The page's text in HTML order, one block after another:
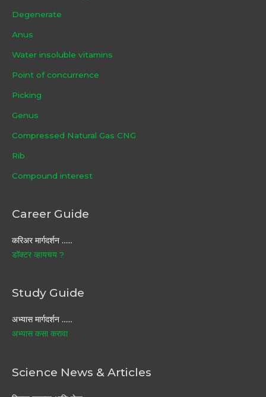
Degenerate
Anus
Water insoluble vitamins
Point of concurrence
Picking
Genus
Compressed Natural Gas CNG
Rib
Compound interest
Career Guide
करिअर मार्गदर्शन ……
डॉक्टर व्हायचय ?
Study Guide
अभ्यास मार्गदर्शन ……
अभ्यास कसा करावा
Science News & Articles